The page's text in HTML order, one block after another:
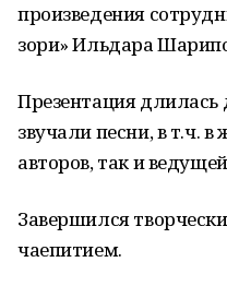
произведения
зори» Ильдара
Презентация длилась
звучали песни, в т.ч.
авторов, так и
Завершился
чаепитием.